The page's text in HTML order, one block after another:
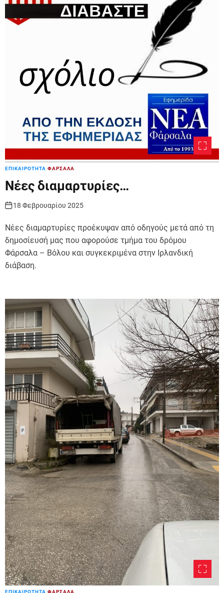
ΕΠΙΚΑΙΡΟΤΗΤΑ ΦΑΡΣΑΛΑ
Νέες διαμαρτυρίες…
18 Φεβρουαρίου 2025
Νέες διαμαρτυρίες προέκυψαν από οδηγούς μετά από τη
δημοσίευσή μας που αφορούσε τμήμα του δρόμου
Φάρσαλα – Βόλου και συγκεκριμένα στην Ιρλανδική
διάβαση.
ΕΠΙΚΑΙΡΟΤΗΤΑ ΦΑΡΣΑΛΑ